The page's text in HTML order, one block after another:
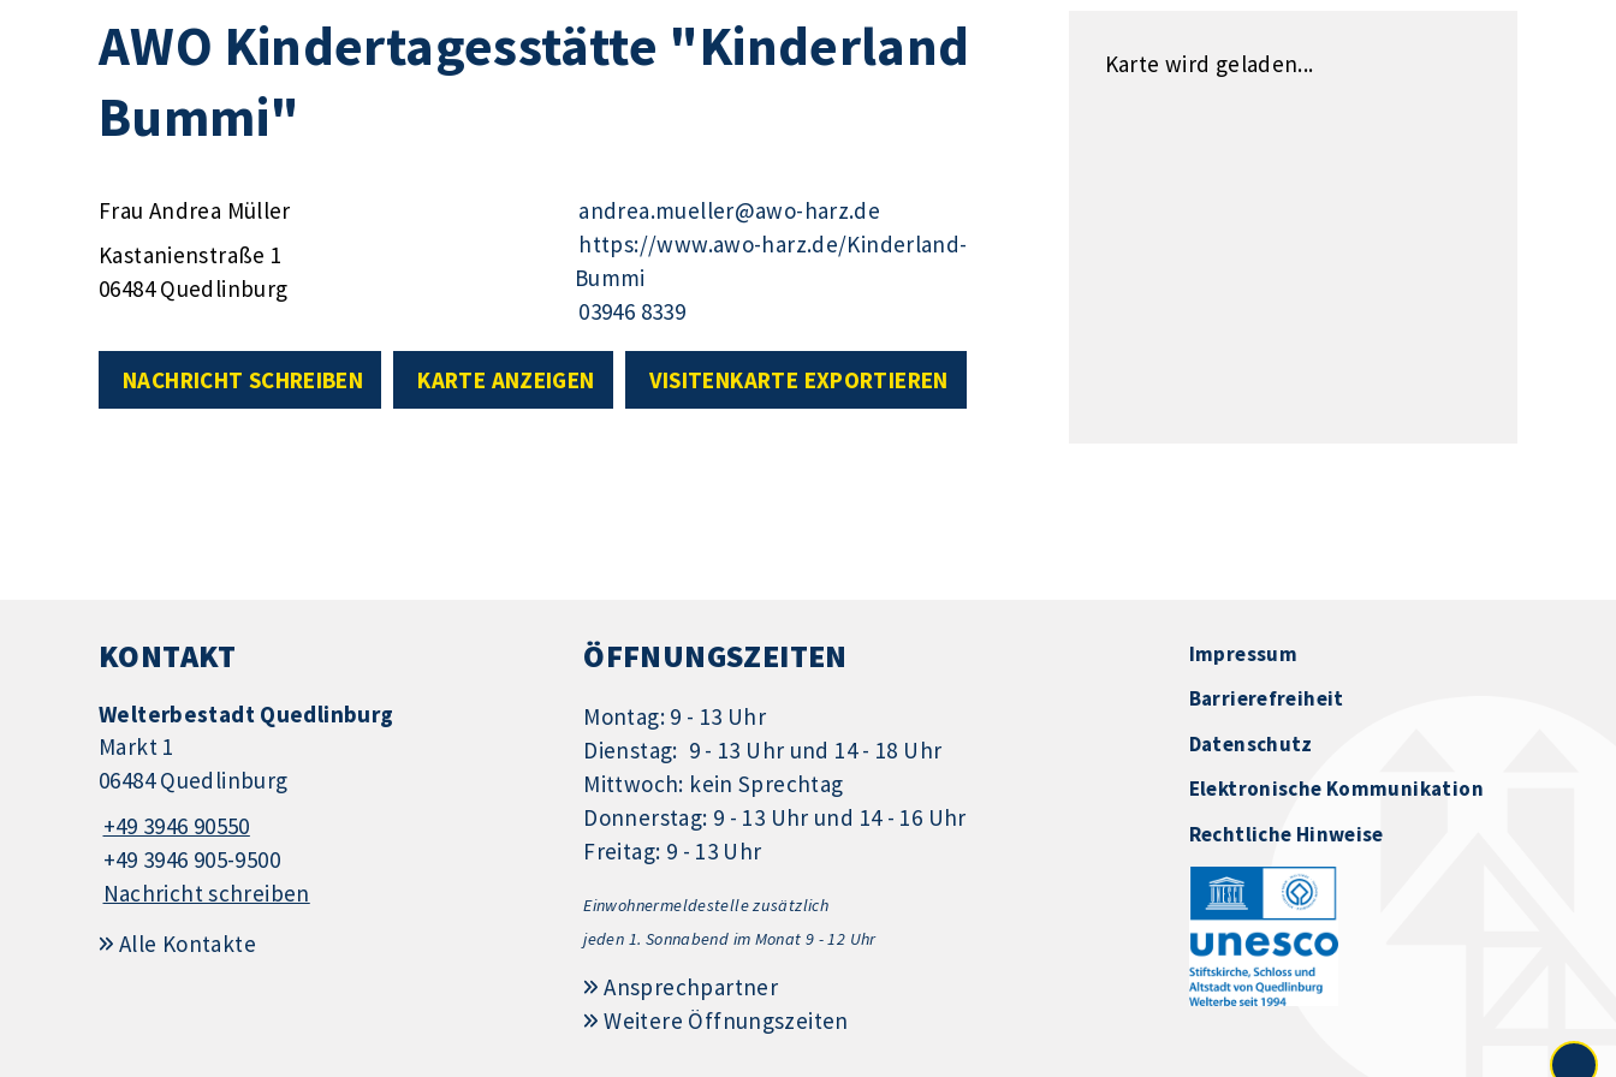
AWO Kindertagesstätte "Kinderland
Bummi"
Frau Andrea Müller
Kastanienstraße 1
06484 Quedlinburg
andrea.mueller@awo-harz.de
https://www.awo-harz.de/Kinderland-
Bummi
03946 8339
NACHRICHT SCHREIBEN KARTE ANZEIGEN VISITENKARTE EXPORTIEREN
Karte wird geladen...
KONTAKT
Welterbestadt Quedlinburg
Markt 1
06484 Quedlinburg
+49 3946 90550
+49 3946 905-9500
Nachricht schreiben
Alle Kontakte
ÖFFNUNGSZEITEN
Montag: 9 - 13 Uhr
Dienstag: 9 - 13 Uhr und 14 - 18 Uhr
Mittwoch: kein Sprechtag
Donnerstag: 9 - 13 Uhr und 14 - 16 Uhr
Freitag: 9 - 13 Uhr
Einwohnermeldestelle zusätzlich
jeden 1. Sonnabend im Monat 9 - 12 Uhr
Ansprechpartner
Weitere Öffnungszeiten
Impressum
Barrierefreiheit
Datenschutz
Elektronische Kommunikation
Rechtliche Hinweise